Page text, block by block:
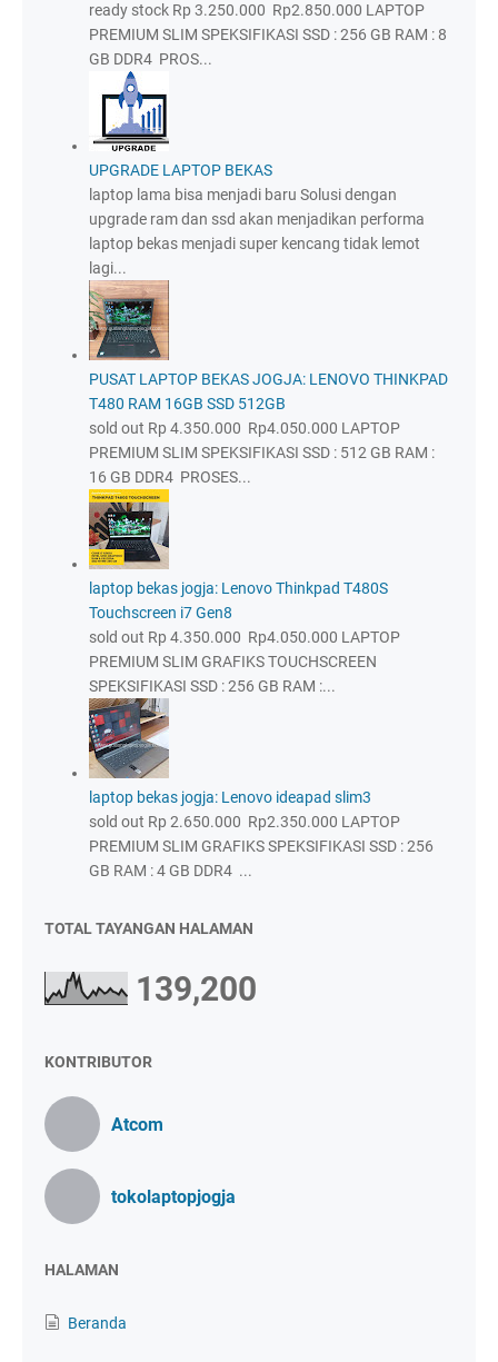
ready stock Rp 3.250.000 Rp2.850.000 LAPTOP
PREMIUM SLIM SPEKSIFIKASI SSD : 256 GB RAM : 8
GB DDR4 PROS...
UPGRADE LAPTOP BEKAS
laptop lama bisa menjadi baru Solusi dengan
upgrade ram dan ssd akan menjadikan performa
laptop bekas menjadi super kencang tidak lemot
lagi...
PUSAT LAPTOP BEKAS JOGJA: LENOVO THINKPAD
T480 RAM 16GB SSD 512GB
sold out Rp 4.350.000 Rp4.050.000 LAPTOP
PREMIUM SLIM SPEKSIFIKASI SSD : 512 GB RAM :
16 GB DDR4 PROSES...
laptop bekas jogja: Lenovo Thinkpad T480S
Touchscreen i7 Gen8
sold out Rp 4.350.000 Rp4.050.000 LAPTOP
PREMIUM SLIM GRAFIKS TOUCHSCREEN
SPEKSIFIKASI SSD : 256 GB RAM :...
laptop bekas jogja: Lenovo ideapad slim3
sold out Rp 2.650.000 Rp2.350.000 LAPTOP
PREMIUM SLIM GRAFIKS SPEKSIFIKASI SSD : 256
GB RAM : 4 GB DDR4 ...
TOTAL TAYANGAN HALAMAN
139,200
KONTRIBUTOR
Atcom
tokolaptopjogja
HALAMAN
Beranda